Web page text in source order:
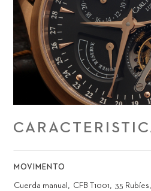
MOVIMENTO
Cuerda manual CFB T1001 35 Rubíes